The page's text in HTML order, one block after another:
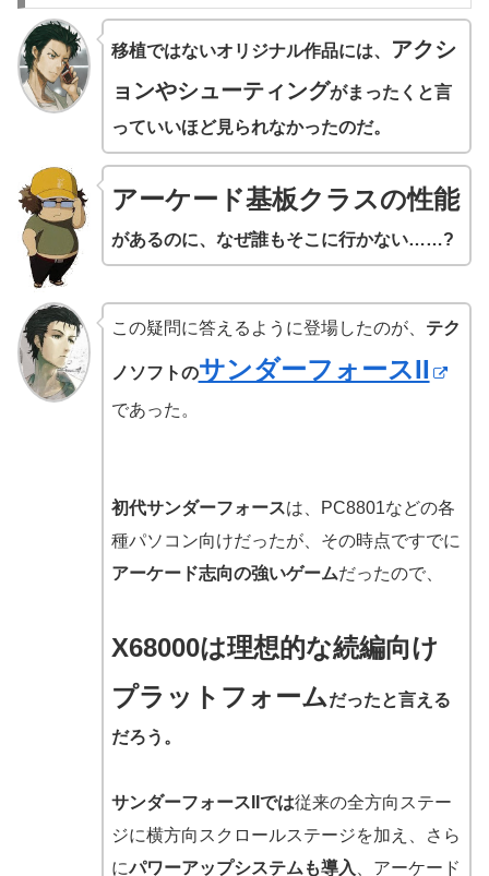
移植ではないオリジナル作品には、
アクシ
ョンやシューティングがまったくと言
っていいほど見られなかったのだ。
アーケード基板クラスの性能
があるのに、なぜ誰もそこに行かない……?
この疑問に答えるように登場したのが、 テク
ノソフトのサンダーフォースII
であった。
初代サンダーフォースは、PC8801などの各
種パソコン向けだったが、その時点ですでに
アーケード志向の強いゲームだったので、
X68000は理想的な続編向け
プラットフォームだったと言える
だろう。
サンダーフォースIIでは従来の全方向ステー
ジに横方向スクロールステージを加え、さら
にパワーアップシステムも導入 、アーケード